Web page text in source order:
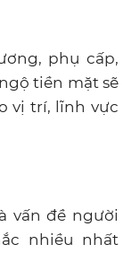
phụ cấp,
tiền mặt sẽ
vị trí, lĩnh vực
vấn đề người
nhiều nhất